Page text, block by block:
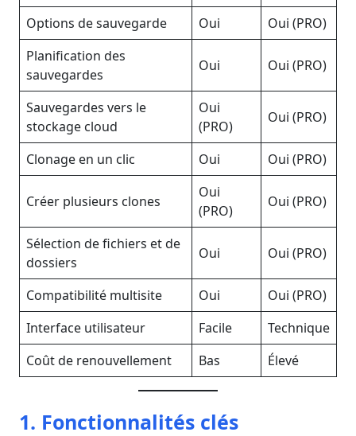
Options de sauvegarde
Oui
Oui (PRO)
Planification des
sauvegardes
Oui Oui (PRO)
Sauvegardes vers le
stockage cloud
Oui
(PRO)
Oui (PRO)
Clonage en un clic Oui Oui (PRO)
Créer plusieurs clones
Oui
(PRO)
Oui (PRO)
Sélection de fichiers et de
dossiers
Oui Oui (PRO)
Compatibilité multisite Oui
Oui (PRO)
Interface utilisateur
Facile
Technique
Coût de renouvellement
Bas Élevé
1. Fonctionnalités clés